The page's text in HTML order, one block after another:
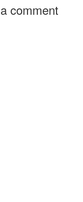
comment